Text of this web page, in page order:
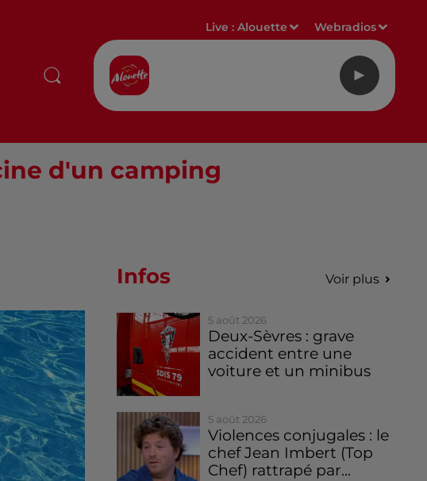
Live :Alouette Webradios
d'un camping
Infos Voir plus
5 août 2026
Deux-Sèvres : grave
accident entre une
voiture et un minibus
5 août 2026
Violences conjugales : le
chef Jean Imbert (Top
Chef) rattrapé par...